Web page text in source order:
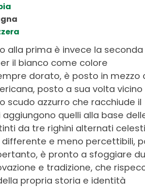
alla prima è invece la seconda
il bianco come colore
dorato, è posto in mezzo
posto a sua volta vicino
scudo azzurro che racchiude il
quelli alla base
da tre righini alternati
differente e meno percettibili,
è pronto a sfoggiare
e tradizione, che
propria storia e identità